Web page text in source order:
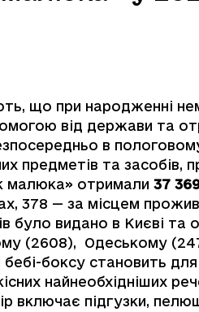
що при народженні
від держави та
в
предметів та
малюка» отримали 37
378 — за місцем
було видано в Києві
(2608), Одеському
бебі-боксу становить
найнеобхідніших
включає підгузки,